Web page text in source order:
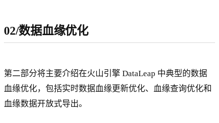
02/数据血缘优化
第二部分将主要介绍在火山引擎 DataLeap 中典型的数据
血缘优化，包括实时数据血缘更新优化、血缘查询优化和
血缘数据开放式导出。